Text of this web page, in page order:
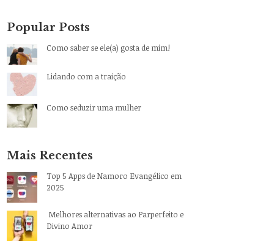
Popular Posts
Como saber se ele(a) gosta de mim!
Lidando com a traição
Como seduzir uma mulher
Mais Recentes
Top 5 Apps de Namoro Evangélico em
2025
Melhores alternativas ao Parperfeito e
Divino Amor